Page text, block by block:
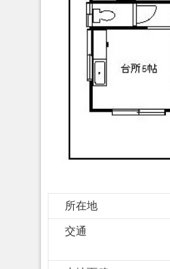
所在地
交通